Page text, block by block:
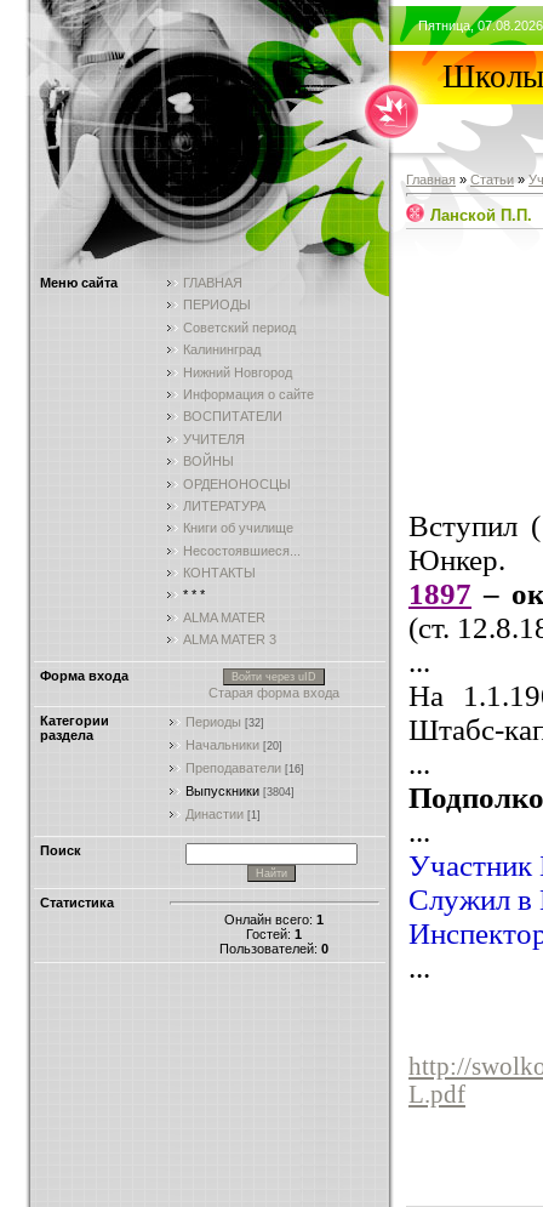
Меню сайта
ГЛАВНАЯ
ПЕРИОДЫ
Советский период
Калининград
Нижний Новгород
Информация о сайте
ВОСПИТАТЕЛИ
УЧИТЕЛЯ
ВОЙНЫ
ОРДЕНОНОСЦЫ
ЛИТЕРАТУРА
Книги об училище
Несостоявшиеся...
КОНТАКТЫ
* * *
ALMA MATER
ALMA MATER 3
Форма входа Войти через uID
Старая форма входа
Категории
раздела
Периоды [32]
Начальники [20]
Преподаватели [16]
Выпускники [3804]
Династии [1]
Поиск
Статистика
Онлайн всего: 1
Гостей: 1
Пользователей: 0
Пятница,
Школы
Главная » Статьи »
Ланской П.П.
Вступил
Юнкер.
1897 –
(ст.
...
На
Штабс-
...
...
Участник
Служил в
...
http://
L.pdf